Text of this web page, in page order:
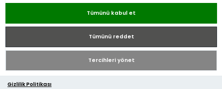
Tümünü kabul et
Tümünü reddet
Tercihleri yönet
Gizlilik Politikası